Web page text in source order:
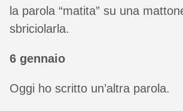
la parola “matita” su una
sbriciolarla.
6 gennaio
Oggi ho scritto un’altra parola.